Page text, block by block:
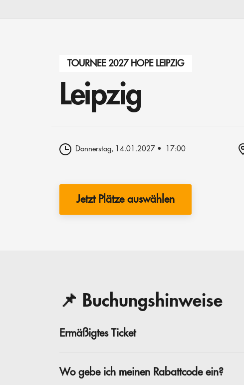
TOURNEE 2027 HOPE LEIPZIG
Leipzig
Donnerstag, 14.01.2027 17:00
Jetzt Plätze auswählen
📌 Buchungshinweise
Ermäßigtes Ticket
Wo gebe ich meinen Rabattcode ein?